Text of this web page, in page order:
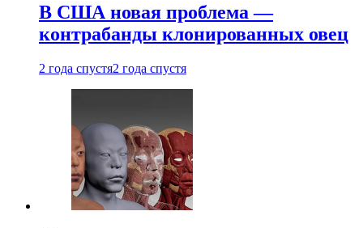
В США новая проблема —
контрабанды клонированных овец
2 года спустя2 года спустя